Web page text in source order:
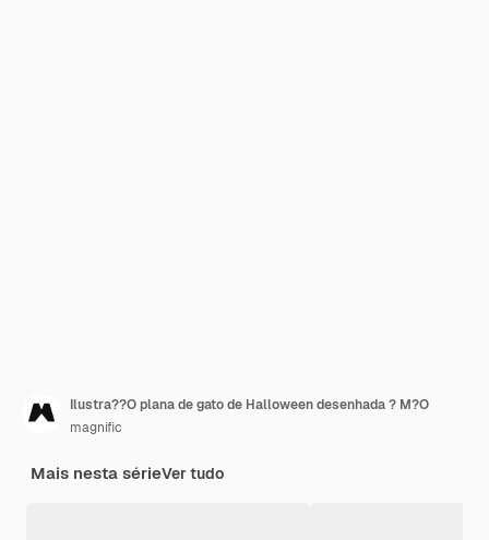
Ilustra??O plana de gato de Halloween desenhada ? M?O
magnific
Mais nesta sérieVer tudo